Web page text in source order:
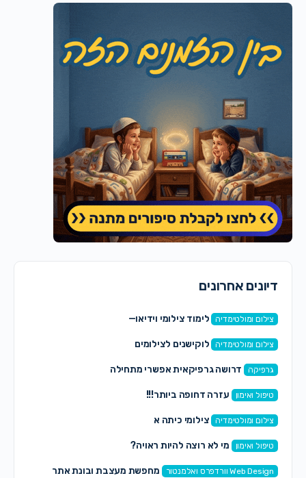
דיונים אחרונים
צילום ומולטימדיה לימוד צילומי וידיאו—
צילום ומולטימדיה לוקישנים לצילומים
גרפיקה דרושה גרפיקאית אפשרי מתחילה
טיפול ואימון עזרה דחופה ביותר!!!
צילום ומולטימדיה צילומי כיתה א
טיפול ואימון מי לא רוצה להיות ראויה?
Web Design וורדפרס ואלמנטור
מחפשת מעצבת ובונת אתר